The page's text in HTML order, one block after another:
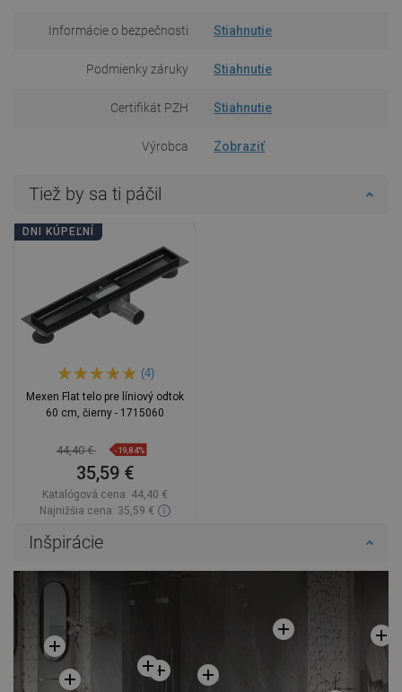
Informácie o bezpečnosti Stiahnutie
Podmienky záruky Stiahnutie
Certifikát PZH Stiahnutie
Výrobca Zobraziť
Tiež by sa ti páčil
DNI KÚPEĽNÍ
(4)
Mexen Flat telo pre líniový odtok
60 cm, čierny - 1715060
44,40 € -19,84%
35,59 €
Katalógová cena: 44,40 €
Najnižšia cena: 35,59 €
Obľúbené
Porovnaj
Inšpirácie